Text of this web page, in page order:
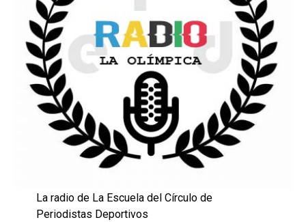
La radio de La Escuela del Círculo de
Periodistas Deportivos